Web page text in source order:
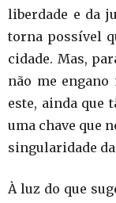
liberdade e da
torna possível
cidade. Mas,
não me
este, ainda que
uma chave que
singularidade
À luz do que